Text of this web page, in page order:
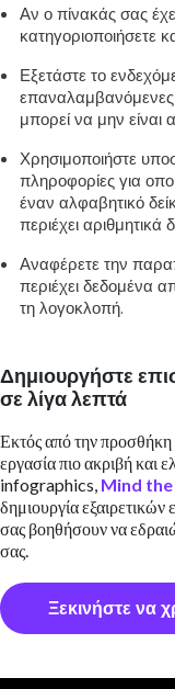
Αν ο πίνακάς σας
κατηγοριοποιήσετε
Εξετάστε το
μπορεί να μην είναι
Χρησιμοποιήστε
πληροφορίες για
έναν αλφαβητικό
περιέχει αριθμητικά
Αναφέρετε την
περιέχει δεδομένα
τη λογοκλοπή.
Δημιουργήστε
σε λίγα λεπτά
Εκτός από την προσθήκη
εργασία πιο ακριβή και
infographics, Mind
δημιουργία
σας βοηθήσουν να
σας.
Ξεκινήστε να